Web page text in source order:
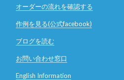
オーダーの流れを確認する
作例を見る(公式facebook)
ブログを読む
お問い合わせ窓口
English Information